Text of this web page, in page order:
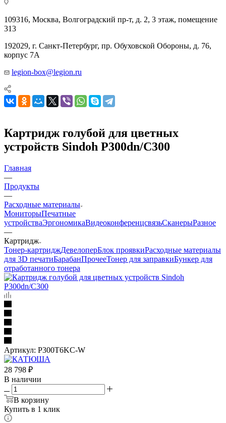
109316, Москва, Волгоградский пр-т, д. 2, 3 этаж, помещение
313
192029, г. Санкт-Петербург, пр. Обуховской Обороны, д. 76,
корпус 7А
legion-box@legion.ru
Картридж голубой для цветных
устройств Sindoh P300dn/C300
Главная
—
Продукты
—
Расходные материалы
МониторыПечатные
устройстваЭргономикаВидеоконференцсвязьСканерыРазное
—
Картридж
Тонер-картриджДевелоперБлок проявкиРасходные материалы
для 3D печатиБарабанПрочееТонер для заправкиБункер для
отработанного тонера
Артикул: P300T6KC-W
28 798 ₽
В наличии
В корзину
Купить в 1 клик